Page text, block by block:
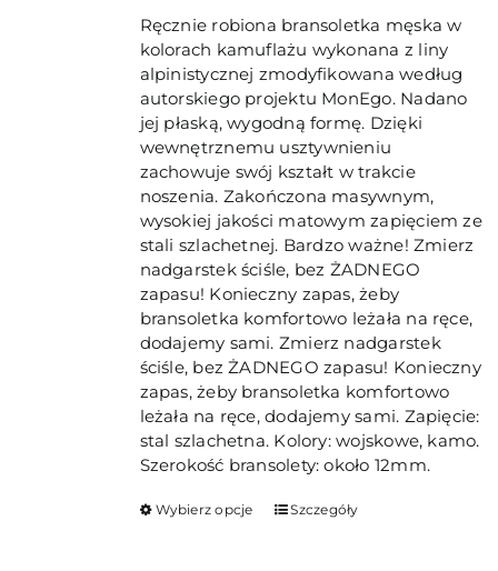
Ręcznie robiona bransoletka męska w
kolorach kamuflażu wykonana z liny
alpinistycznej zmodyfikowana według
autorskiego projektu MonEgo. Nadano
jej płaską, wygodną formę. Dzięki
wewnętrznemu usztywnieniu
zachowuje swój kształt w trakcie
noszenia. Zakończona masywnym,
wysokiej jakości matowym zapięciem ze
stali szlachetnej. Bardzo ważne! Zmierz
nadgarstek ściśle, bez ŻADNEGO
zapasu! Konieczny zapas, żeby
bransoletka komfortowo leżała na ręce,
dodajemy sami. Zmierz nadgarstek
ściśle, bez ŻADNEGO zapasu! Konieczny
zapas, żeby bransoletka komfortowo
leżała na ręce, dodajemy sami. Zapięcie:
stal szlachetna. Kolory: wojskowe, kamo.
Szerokość bransolety: około 12mm.
Wybierz opcje
TenSzczegóły